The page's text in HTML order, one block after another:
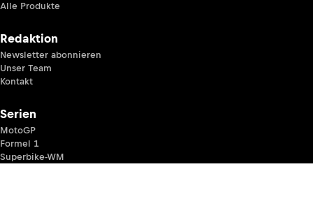
Alle Produkte
Redaktion
Newsletter abonnieren
Unser Team
Kontakt
Serien
MotoGP
Formel 1
Superbike-WM